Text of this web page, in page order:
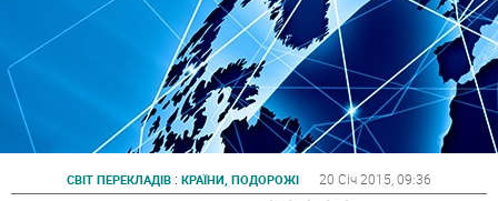
СВІТ ПЕРЕКЛАДІВ : КРАЇНИ, ПОДОРОЖІ 20 Січ 2015 , 09:36